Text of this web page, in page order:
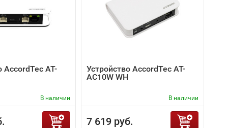
AccordTec AT-
В наличии
Устройство AccordTec AT-
AC10W WH
В наличии
7 619 руб.